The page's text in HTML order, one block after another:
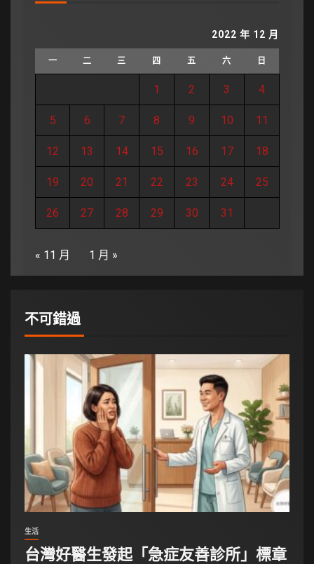
2022 年 12 月
一 二 三 四 五 六 日
1 2 3 4
5 6 7 8 9 10 11
12 13 14 15 16 17 18
19 20 21 22 23 24 25
26 27 28 29 30 31
« 11 月 1 月 »
不可錯過
生活
台灣好醫生發起「急症友善診所」標章